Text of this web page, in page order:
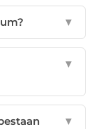
▼
▼
▼